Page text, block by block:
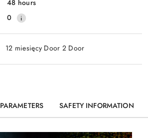
48 hours
0
12 miesięcy Door 2 Door
PARAMETERS SAFETY INFORMATION